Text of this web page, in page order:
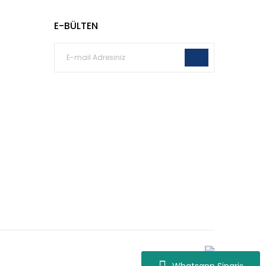
E-BÜLTEN